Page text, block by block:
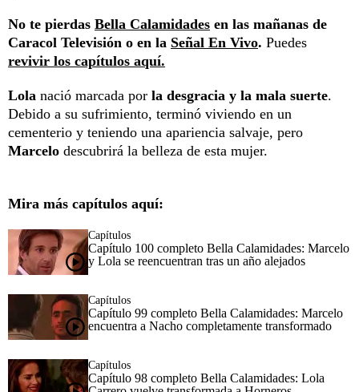
No te pierdas Bella Calamidades en las mañanas de
Caracol Televisión o en la Señal En Vivo. Puedes
revivir los capítulos aquí.
Lola nació marcada por la desgracia y la mala suerte.
Debido a su sufrimiento, terminó viviendo en un
cementerio y teniendo una apariencia salvaje, pero
Marcelo descubrirá la belleza de esta mujer.
Mira más capítulos aquí:
Capítulos
Capítulo 100 completo Bella Calamidades: Marcelo
y Lola se reencuentran tras un año alejados
Capítulos
Capítulo 99 completo Bella Calamidades: Marcelo
encuentra a Nacho completamente transformado
Capítulos
Capítulo 98 completo Bella Calamidades: Lola